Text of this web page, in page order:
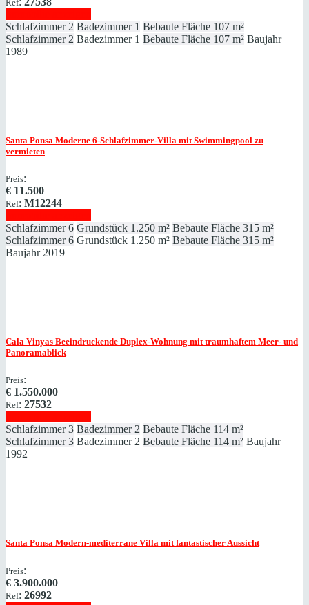
Ref
Schlafzimmer 2 Badezimmer 1 Bebaute Fläche 107 m²
Schlafzimmer 2 Badezimmer 1 Bebaute Fläche 107 m² Baujahr
1989
Santa Ponsa Moderne 6-Schlafzimmer-Villa mit Swimmingpool zu
vermieten
Preis:
€ 11.500
Ref: M12244
Schlafzimmer 6 Grundstück 1.250 m² Bebaute Fläche 315 m²
Schlafzimmer 6 Grundstück 1.250 m² Bebaute Fläche 315 m²
Baujahr 2019
Cala Vinyas Beeindruckende Duplex-Wohnung mit traumhaftem Meer- und
Panoramablick
Preis:
€ 1.550.000
Ref: 27532
Schlafzimmer 3 Badezimmer 2 Bebaute Fläche 114 m²
Schlafzimmer 3 Badezimmer 2 Bebaute Fläche 114 m² Baujahr
1992
Santa Ponsa Modern-mediterrane Villa mit fantastischer Aussicht
Preis:
€ 3.900.000
Ref: 26992